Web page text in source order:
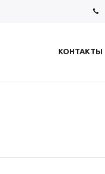
КОНТАКТЫ